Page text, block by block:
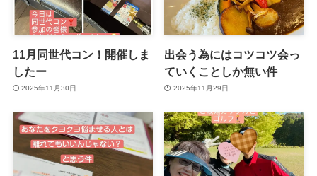
11月同世代コン！開催しま
したー
2025年11月30日
出会う為にはコツコツ会っ
ていくことしか無い件
2025年11月29日